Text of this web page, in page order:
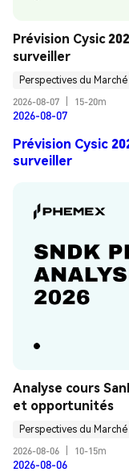
Prévision Cysic
surveiller
Perspectives du Marché
2026-08-07
15-20m
2026-08-07
Prévision Cysic
surveiller
Analyse cours
et opportunités
Perspectives du Marché
2026-08-06
10-15m
2026-08-06